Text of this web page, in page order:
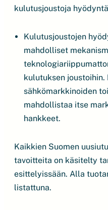
kulutusjoustoja
Kulutusjoustojen
mahdolliset
kulutuksen joustoihin.
sähkömarkkinoiden
mahdollistaa itse
hankkeet.
Kaikkien Suomen
tavoitteita on käsitelty
esittelyissään. Alla
listattuna.